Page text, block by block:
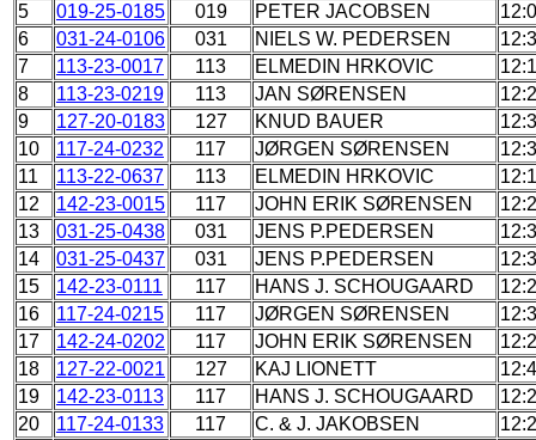
5
019-25-0185 019 PETER JACOBSEN
6
031-24-0106 031 NIELS W. PEDERSEN
7
113-23-0017 113 ELMEDIN HRKOVIC
8
113-23-0219 113 JAN SØRENSEN
9
127-20-0183 127 KNUD BAUER
10
117-24-0232 117 JØRGEN SØRENSEN
11
113-22-0637 113 ELMEDIN HRKOVIC
12
142-23-0015 117 JOHN ERIK SØRENSEN
13
031-25-0438 031 JENS P.PEDERSEN
14
031-25-0437 031 JENS P.PEDERSEN
15
142-23-0111 117 HANS J. SCHOUGAARD
16
117-24-0215 117 JØRGEN SØRENSEN
17
142-24-0202 117 JOHN ERIK SØRENSEN
18
127-22-0021 127 KAJ LIONETT
19
142-23-0113 117 HANS J. SCHOUGAARD
20
117-24-0133 117 C. & J. JAKOBSEN